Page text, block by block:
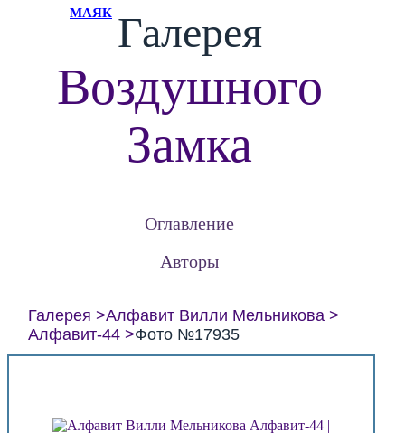
МАЯК Галерея
Воздушного
Замка
Оглавление
Авторы
Галерея
Алфавит Вилли Мельникова
Алфавит-44
Фото №17935